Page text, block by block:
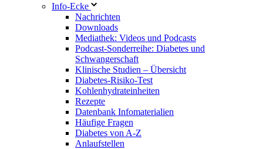
Info-Ecke
Nachrichten
Downloads
Mediathek: Videos und Podcasts
Podcast-Sonderreihe: Diabetes und
Schwangerschaft
Klinische Studien – Übersicht
Diabetes-Risiko-Test
Kohlenhydrateinheiten
Rezepte
Datenbank Infomaterialien
Häufige Fragen
Diabetes von A-Z
Anlaufstellen